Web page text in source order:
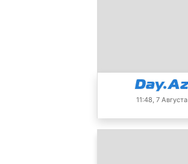
11:48, 7 Августа